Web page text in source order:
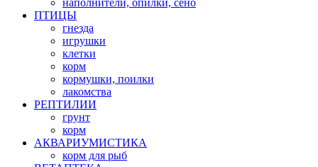
ПТИЦЫ
гнезда
игрушки
клетки
корм
кормушки, поилки
лакомства
РЕПТИЛИИ
грунт
корм
АКВАРИУМИСТИКА
корм для рыб